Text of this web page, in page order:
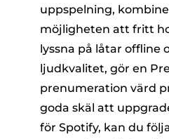
uppspelning,
möjligheten att fritt
lyssna på låtar offline
ljudkvalitet, gör en
prenumeration värd
goda skäl att
för Spotify, kan du